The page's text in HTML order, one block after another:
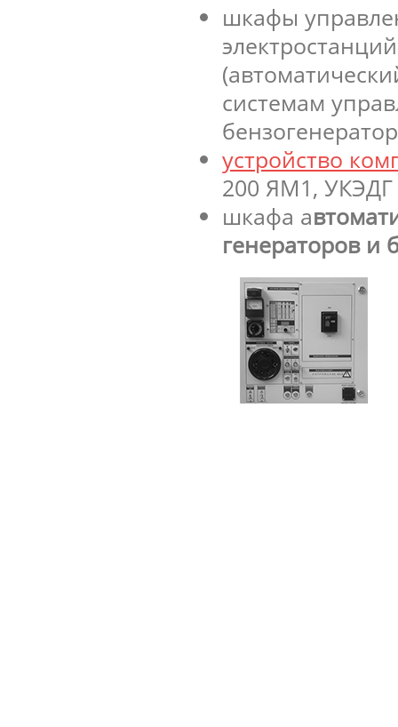
шкафы
системам
устройство
200 ЯМ1, УКЭДГ
шкафа а
генераторов и